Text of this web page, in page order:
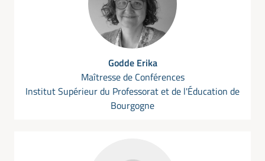
Godde Erika
Maîtresse de Conférences
Institut Supérieur du Professorat et de l'Éducation de
Bourgogne